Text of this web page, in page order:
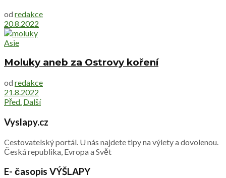
od redakce
20.8.2022
Asie
Moluky aneb za Ostrovy koření
od redakce
21.8.2022
Před. Další
Vyslapy.cz
Cestovatelský portál. U nás najdete tipy na výlety a dovolenou.
Česká republika, Evropa a Svět
E- časopis VÝŠLAPY